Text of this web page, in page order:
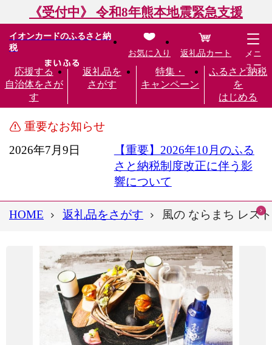
《受付中》 令和8年熊本地震緊急支援
イオンカードのふるさと納
税
応援する
自治体をさが
す
返礼品を
さがす
特集・
キャンペーン
ふるさと納税
を
はじめる
お気に入り 返礼品カート
メニ
ュー
重要なお知らせ
2026年7月9日
【重要】2026年10月のふる
さと納税制度改正に伴う影
響について
HOME 返礼品をさがす 風の ならまち レス